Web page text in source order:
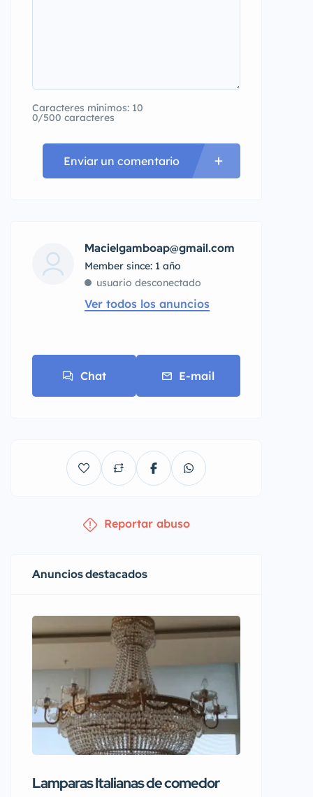
Caracteres mínimos: 10
0/500 caracteres
Enviar un comentario
Macielgamboap@gmail.com
Member since: 1 año
usuario desconectado
Ver todos los anuncios
Chat E-mail
Reportar abuso
Anuncios destacados
Lamparas Italianas de comedor